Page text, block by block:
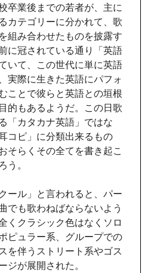
卒業後までの若者が、主に
カテゴリーに分かれて、歌
組み合わせたものを披露す
に冠されている通り「英語
いて、この世代に単に英語
実際に生きた英語にパフォ
ことで彼らと英語との垣根
的もあるようだ。この日歌
「カタカナ英語」ではな
コピ」に分類出来るもの
そらくその全てを書き起こ
う。
ール」と言われると、パー
でも歌わねばならないよう
くクラシック色はなくソロ
ピュラー系、グループでの
を伴うストリート系やゴス
ジが展開された。